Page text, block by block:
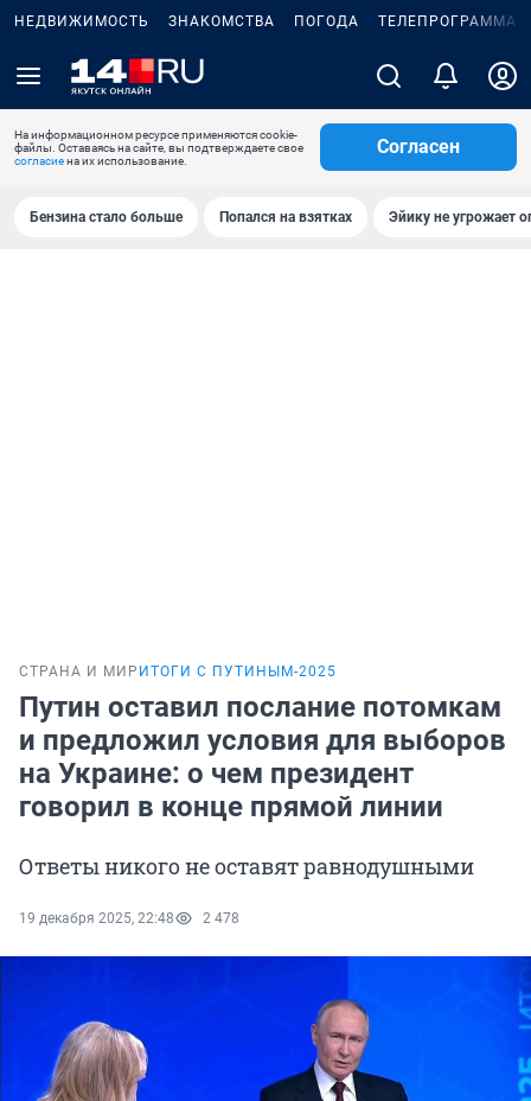
НЕДВИЖИМОСТЬ ЗНАКОМСТВА ПОГОДА ТЕЛЕПРОГРАММА
На информационном ресурсе применяются cookie-
файлы. Оставаясь на сайте, вы подтверждаете свое
согласиена их использование.
Согласен
Бензина стало больше Попался на взятках Эйику не угрожает
СТРАНА И МИР ИТОГИ С ПУТИНЫМ-2025
Путин оставил послание потомкам
и предложил условия для выборов
на Украине: о чем президент
говорил в конце прямой линии
Ответы никого не оставят равнодушными
19 декабря 2025, 22:48 2 478